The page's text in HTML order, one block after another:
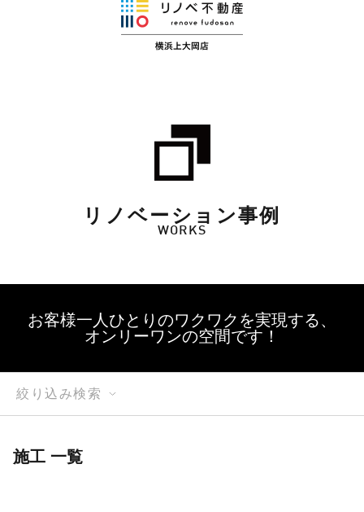
リノベーション事例
WORKS
お客様一人ひとりのワクワクを実現する、
オンリーワンの空間です！
絞り込み検索
施工 一覧